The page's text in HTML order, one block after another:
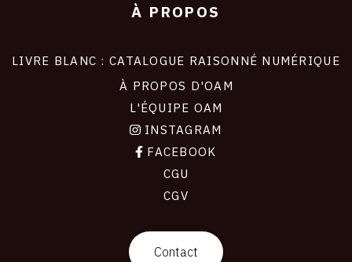
À PROPOS
LIVRE BLANC : CATALOGUE RAISONNÉ NUMÉRIQUE
À PROPOS D'OAM
L'ÉQUIPE OAM
INSTAGRAM
FACEBOOK
CGU
CGV
Contact